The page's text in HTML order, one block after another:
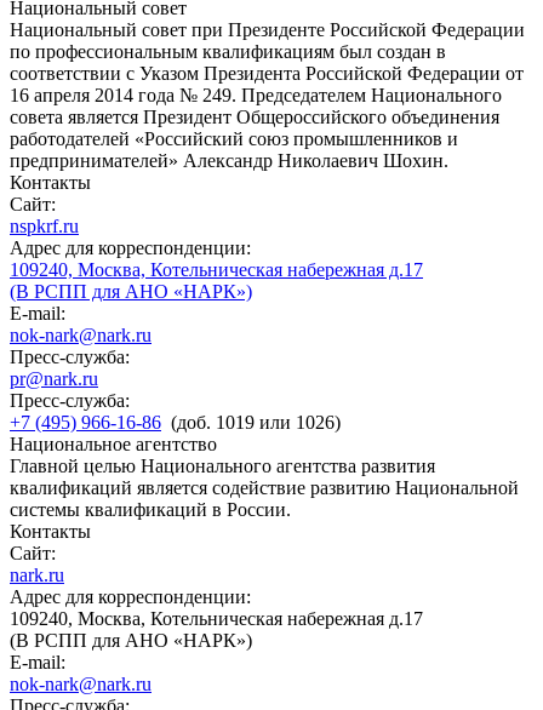
Национальный совет
Национальный совет при Президенте Российской Федерации
по профессиональным квалификациям был создан в
соответствии с Указом Президента Российской Федерации от
16 апреля 2014 года № 249. Председателем Национального
совета является Президент Общероссийского объединения
работодателей «Российский союз промышленников и
предпринимателей» Александр Николаевич Шохин.
Контакты
Сайт:
nspkrf.ru
Адрес для корреспонденции:
109240, Москва, Котельническая набережная д.17
(В РСПП для АНО «НАРК»)
E-mail:
nok-nark@nark.ru
Пресс-служба:
pr@nark.ru
Пресс-служба:
+7 (495) 966-16-86 (доб. 1019 или 1026)
Национальное агентство
Главной целью Национального агентства развития
квалификаций является содействие развитию Национальной
системы квалификаций в России.
Контакты
Сайт:
nark.ru
Адрес для корреспонденции:
109240, Москва, Котельническая набережная д.17
(В РСПП для АНО «НАРК»)
E-mail:
nok-nark@nark.ru
Пресс-служба: